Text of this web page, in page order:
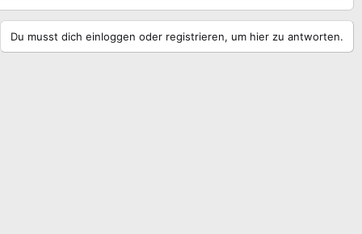
Du musst dich einloggen oder registrieren, um hier zu antworten.